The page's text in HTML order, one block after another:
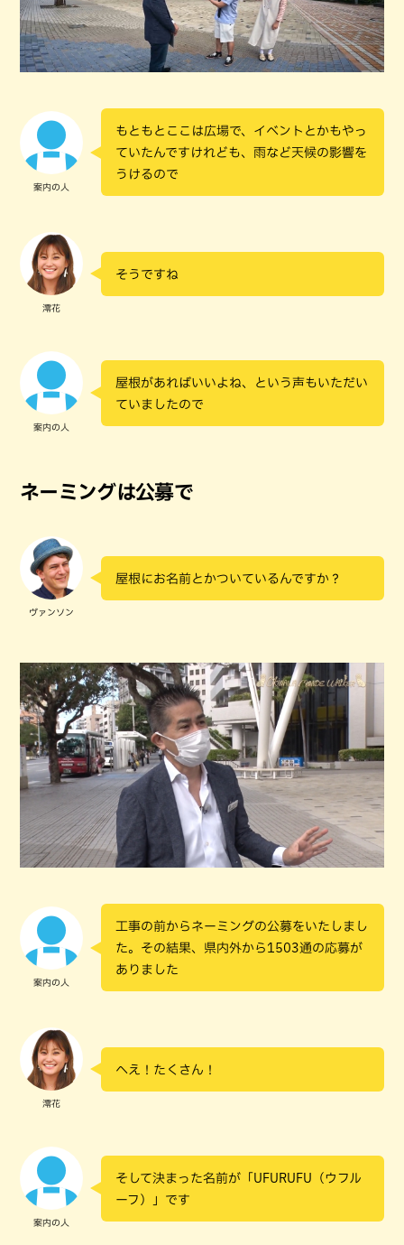
案内の人
もともとここは広場で、イベントとかもやっ
ていたんですけれども、雨など天候の影響を
うけるので
澪花
そうですね
案内の人
屋根があればいいよね、という声もいただい
ていましたので
ネーミングは公募で
ヴァンソン
屋根にお名前とかついているんですか？
案内の人
工事の前からネーミングの公募をいたしまし
た。その結果、県内外から1503通の応募が
ありました
澪花
へえ！たくさん！
案内の人
そして決まった名前が「UFURUFU（ウフル
ーフ）」です